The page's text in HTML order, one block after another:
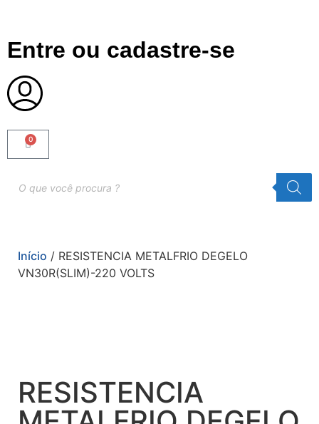
0
Entre ou cadastre-se
Início / RESISTENCIA METALFRIO DEGELO
VN30R(SLIM)-220 VOLTS
RESISTENCIA